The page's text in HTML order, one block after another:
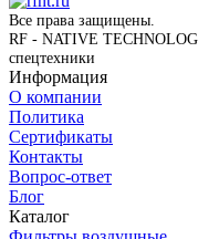
Все права защищены.
RF - NATIVE
спецтехники
Информация
О компании
Политика
Сертификаты
Контакты
Вопрос-ответ
Блог
Каталог